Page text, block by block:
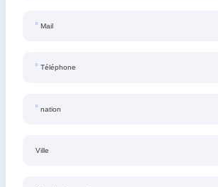
Mail
Téléphone
nation
Ville